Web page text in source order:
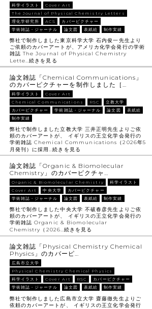
科学イラスト
Cover Art
The Journal of Physical Chemistry Letters
理化学研究所
ACS
カバーピクチャー
学術雑誌・ジャーナル
論文図 表紙絵 制作実績
弊社で制作しました東京科学大学 石内俊一先生より
ご依頼のカバーアートが、アメリカ化学会発行の学術
雑誌 The Journal of Physical Chemistry
Lette…続きを見る
論文雑誌「Chemical Communications」
のカバーピクチャーを制作しました［…
科学イラスト
Cover Art
Chemical Communications
RSC
立教大学
カバーピクチャー
学術雑誌・ジャーナル 論文図
表紙絵
制作実績
弊社で制作しました立教大学 三井正明先生よりご依
頼のカバーアートが、 イギリスの王立化学会発行の
学術雑誌 Chemical Communications（2026年5
月発刊）に採用…続きを見る
論文雑誌「Organic & Biomolecular
Chemistry」のカバーピクチャ…
Organic & Biomolecular Chemistry
科学イラスト
Cover Art
中央大学
カバーピクチャー
学術雑誌・ジャーナル
論文図 表紙絵 制作実績
弊社で制作しました中央大学 不破春彦先生よりご依
頼のカバーアートが、 イギリスの王立化学会発行の
学術雑誌 Organic & Biomolecular
Chemistry（2026…続きを見る
論文雑誌「Physical Chemistry Chemical
Physics」のカバーピ…
広島市立大学
Physical Chemistry Chemical Physics
科学イラスト
Cover Art RSC
カバーピクチャー
学術雑誌・ジャーナル
論文図 表紙絵 制作実績
弊社で制作しました広島市立大学 齋藤徹先生よりご
依頼のカバーアートが、 イギリスの王立化学会発行